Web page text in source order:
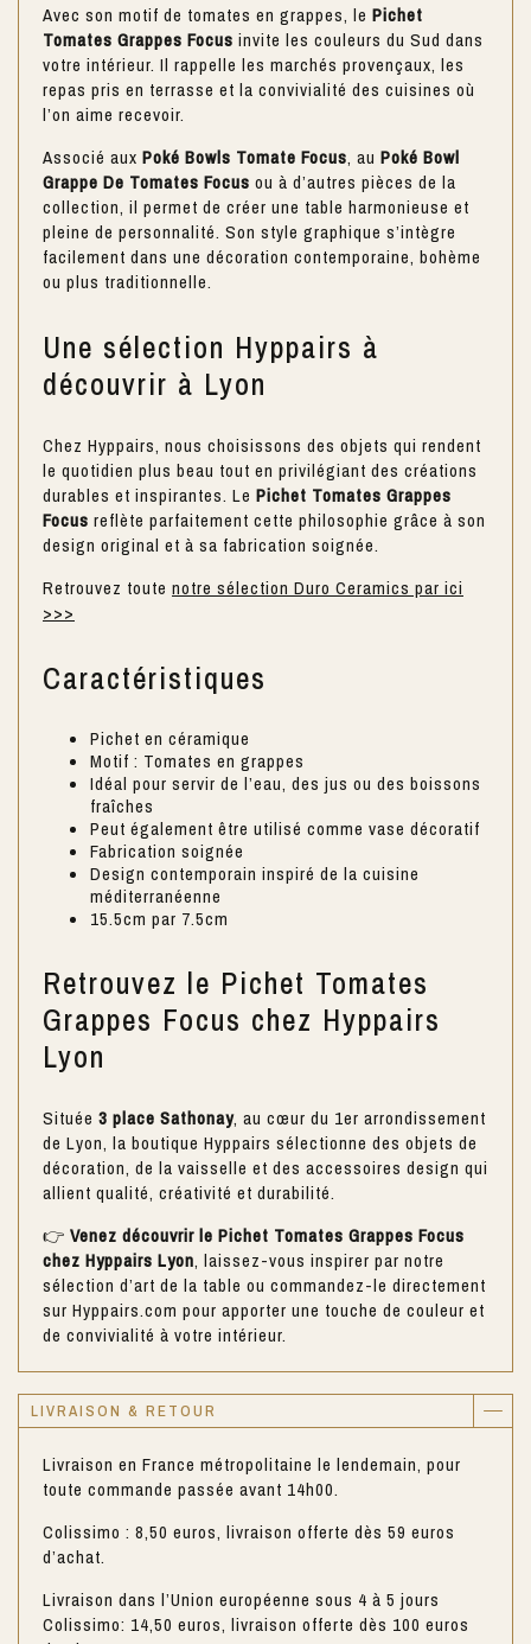
Avec son motif de tomates en grappes, le Pichet
Tomates Grappes Focus invite les couleurs du Sud dans
votre intérieur. Il rappelle les marchés provençaux, les
repas pris en terrasse et la convivialité des cuisines où
l’on aime recevoir.
Associé aux Poké Bowls Tomate Focus, au Poké Bowl
Grappe De Tomates Focus ou à d’autres pièces de la
collection, il permet de créer une table harmonieuse et
pleine de personnalité. Son style graphique s’intègre
facilement dans une décoration contemporaine, bohème
ou plus traditionnelle.
Une sélection Hyppairs à
découvrir à Lyon
Chez Hyppairs, nous choisissons des objets qui rendent
le quotidien plus beau tout en privilégiant des créations
durables et inspirantes. Le Pichet Tomates Grappes
Focus reflète parfaitement cette philosophie grâce à son
design original et à sa fabrication soignée.
Retrouvez toute notre sélection Duro Ceramics par ici
>>>
Caractéristiques
Pichet en céramique
Motif : Tomates en grappes
Idéal pour servir de l’eau, des jus ou des boissons
fraîches
Peut également être utilisé comme vase décoratif
Fabrication soignée
Design contemporain inspiré de la cuisine
méditerranéenne
15.5cm par 7.5cm
Retrouvez le Pichet Tomates
Grappes Focus chez Hyppairs
Lyon
Située 3 place Sathonay, au cœur du 1er arrondissement
de Lyon, la boutique Hyppairs sélectionne des objets de
décoration, de la vaisselle et des accessoires design qui
allient qualité, créativité et durabilité.
👉 Venez découvrir le Pichet Tomates Grappes Focus
chez Hyppairs Lyon, laissez-vous inspirer par notre
sélection d’art de la table ou commandez-le directement
sur Hyppairs.com pour apporter une touche de couleur et
de convivialité à votre intérieur.
LIVRAISON & RETOUR
Livraison en France métropolitaine le lendemain, pour
toute commande passée avant 14h00.
Colissimo : 8,50 euros, livraison offerte dès 59 euros
d’achat.
Livraison dans l’Union européenne sous 4 à 5 jours
Colissimo: 14,50 euros, livraison offerte dès 100 euros